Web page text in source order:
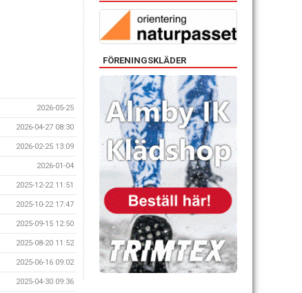
2026-05-25
2026-04-27 08:30
2026-02-25 13:09
2026-01-04
2025-12-22 11:51
2025-10-22 17:47
2025-09-15 12:50
2025-08-20 11:52
2025-06-16 09:02
2025-04-30 09:36
FÖRENINGSKLÄDER